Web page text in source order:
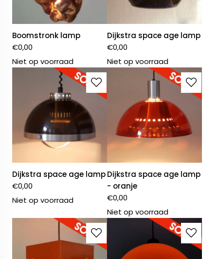
Boomstronk lamp
€0,00
Niet op voorraad
Dijkstra space age lamp
€0,00
Niet op voorraad
Dijkstra space age lamp
€0,00
Niet op voorraad
Dijkstra space age lamp
- oranje
€0,00
Niet op voorraad